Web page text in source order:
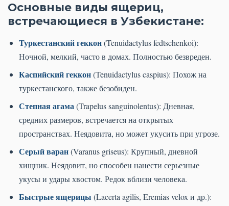
Основные виды ящериц,
встречающиеся в Узбекистане:
Туркестанский геккон(Tenuidactylus fedtschenkoi):
Ночной, мелкий, часто в домах. Полностью безвреден.
Каспийский геккон(Tenuidactylus caspius): Похож на
туркестанского, также безобиден.
Степная агама(Trapelus sanguinolentus): Дневная,
средних размеров, встречается на открытых
пространствах. Неядовита, но может укусить при угрозе.
Серый варан(Varanus griseus): Крупный, дневной
хищник. Неядовит, но способен нанести серьезные
укусы и удары хвостом. Редок вблизи человека.
Быстрые ящерицы (Lacerta agilis, Eremias velox и др.):